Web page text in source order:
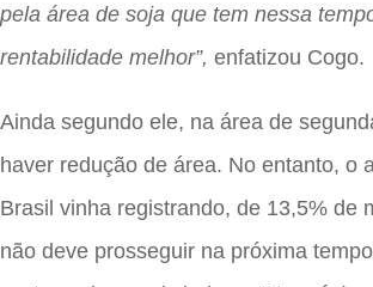
pela área de soja que tem nessa
rentabilidade melhor”, enfatizou Cogo.
Ainda segundo ele, na área de
haver redução de área. No entanto, o
Brasil vinha registrando, de 13,5% de
não deve prosseguir na próxima